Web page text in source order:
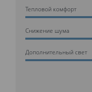
Тепловой комфорт
Cнижение шума
Дополнительный свет